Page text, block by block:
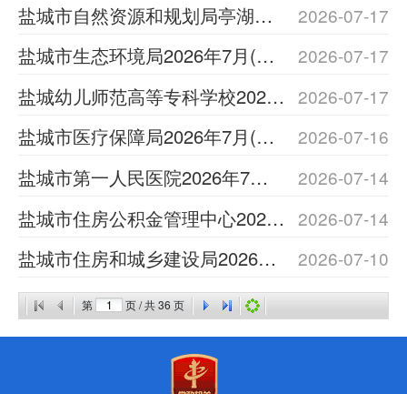
盐城市自然资源和规划局亭湖分局2026年7月(第1批)政府采购意向公告 2026-07-17
盐城市生态环境局2026年7月(第1批)政府采购意向公告 2026-07-17
盐城幼儿师范高等专科学校2026年7月(第1批)政府采购意向公告 2026-07-17
盐城市医疗保障局2026年7月(第1批)政府采购意向公告 2026-07-16
盐城市第一人民医院2026年7月(第1批)政府采购意向公告 2026-07-14
盐城市住房公积金管理中心2026年7月(第1批)政府采购意向公告 2026-07-14
盐城市住房和城乡建设局2026年7月(第1批)政府采购意向公告 2026-07-10
第 页 / 共36 页